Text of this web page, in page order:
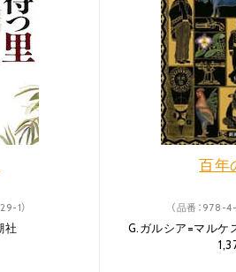
1）
社
百年
（品番：978-
G.ガルシア=マル